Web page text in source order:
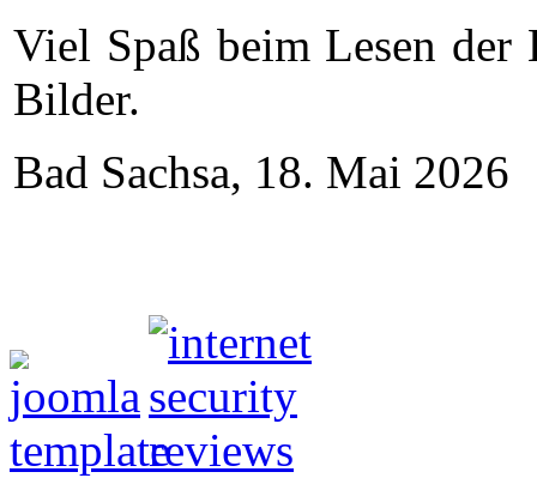
Viel Spaß beim Lesen der
Bilder.
Bad Sachsa, 18. Mai 2026